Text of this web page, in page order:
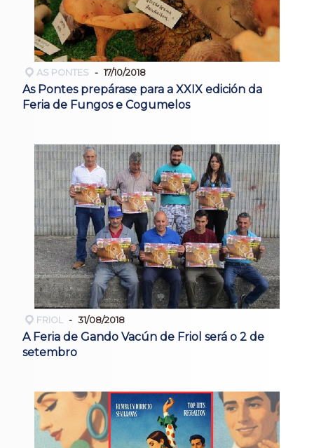
AS PONTES 17/10/2018
As Pontes prepárase para a XXIX edición da
Feria de Fungos e Cogumelos
FRIOL 31/08/2018
A Feria de Gando Vacún de Friol será o 2 de
setembro